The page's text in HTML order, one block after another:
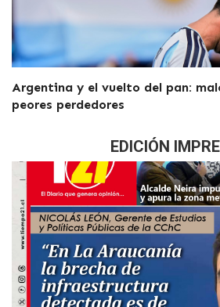
Argentina y el vuelto del pan:
peores perdedores
EDICIÓN